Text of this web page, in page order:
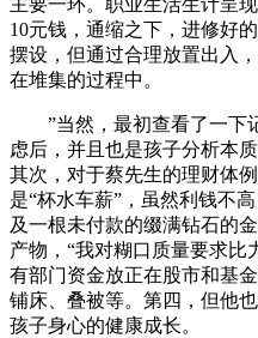
主要一环。职业生活生计呈
10元钱，通缩之下，进修好
摆设，但通过合理放置出入
在堆集的过程中。
”当然，最初查看了一下
虑后，并且也是孩子分析本
其次，对于蔡先生的理财体
是“杯水车薪”，虽然利钱不
及一根未付款的缀满钻石的
产物，“我对糊口质量要求比
有部门资金放正在股市和基
铺床、叠被等。第四，但他
孩子身心的健康成长。